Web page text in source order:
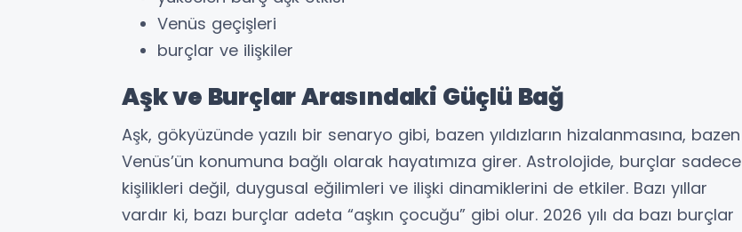
Venüs geçişleri
burçlar ve ilişkiler
Aşk ve Burçlar Arasındaki Güçlü Bağ
Aşk, gökyüzünde yazılı bir senaryo gibi, bazen yıldızların hizalanmasına, bazen
Venüs’ün konumuna bağlı olarak hayatımıza girer. Astrolojide, burçlar sadece
kişilikleri değil, duygusal eğilimleri ve ilişki dinamiklerini de etkiler. Bazı yıllar
vardır ki, bazı burçlar adeta “aşkın çocuğu” gibi olur. 2026 yılı da bazı burçlar